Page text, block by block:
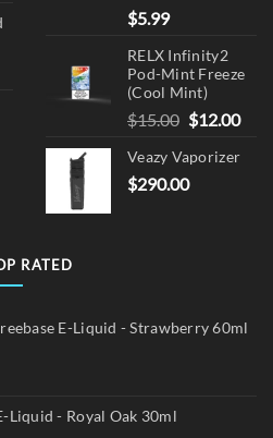
$5.99
RELX Infinity2
Pod-Mint Freeze
(Cool Mint)
$15.00 Original
was:
$15.00.
$12.00
Veazy Vaporizer
$290.00
RATED
E-Liquid - Strawberry 60ml
Liquid - Royal Oak 30ml